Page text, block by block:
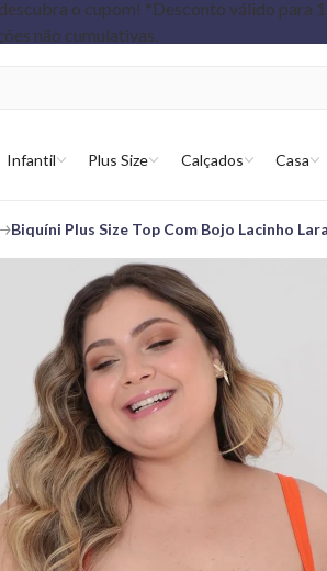
Infantil Plus Size Calçados Casa
Biquíni Plus Size Top Com Bojo Lacinho